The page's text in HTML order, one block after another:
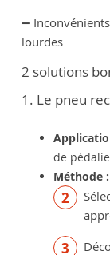
➖
lourdes
2 solutions
1. Le pneu
de
Méthode :